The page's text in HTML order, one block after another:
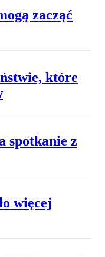
zacząć
które
spotkanie z
więcej